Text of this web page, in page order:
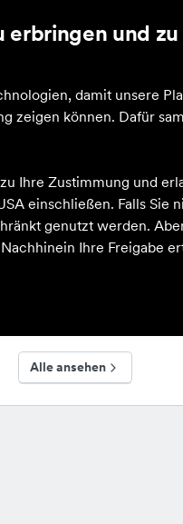
und
damit unsere
zeigen können. Dafür
Ihre Zustimmung und
einschließen. Falls
genutzt werden.
Ihre Freigabe
Alle ansehen